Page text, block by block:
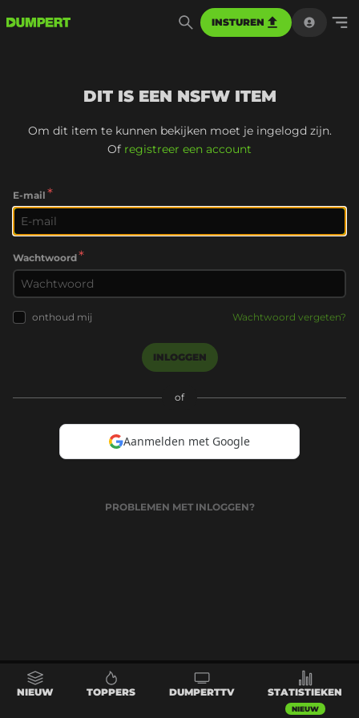
INSTUREN
DIT IS EEN NSFW ITEM
Om dit item te kunnen bekijken moet je ingelogd zijn.
Of registreer een account
E-mail *
Wachtwoord*
onthoud mij Wachtwoord vergeten?
INLOGGEN
of
Aanmelden met Google
PROBLEMEN MET INLOGGEN?
NIEUW TOPPERS DUMPERTTV STATISTIEKEN
NIEUW